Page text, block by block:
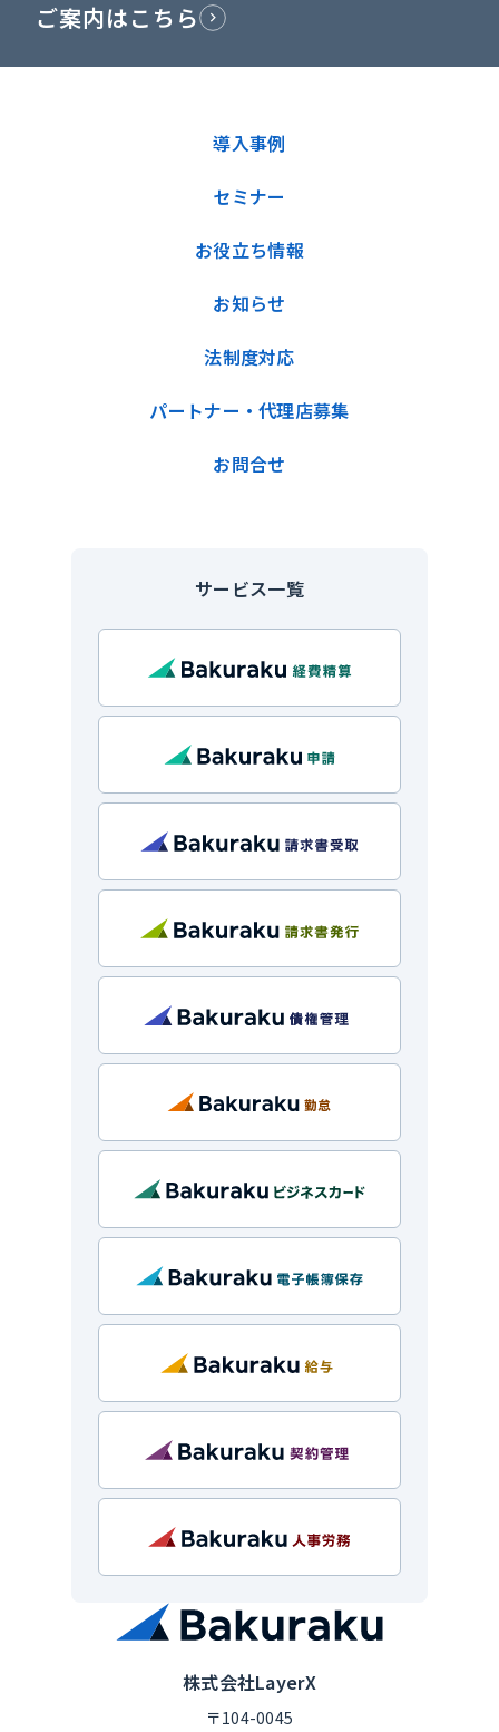
ご案内はこちら
株式会社LayerX
〒104-0045
導入事例
セミナー
お役立ち情報
お知らせ
法制度対応
パートナー・代理店募集
お問合せ
サービス一覧